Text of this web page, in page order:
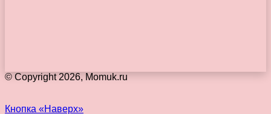
© Copyright 2026, Momuk.ru
Кнопка «Наверх»